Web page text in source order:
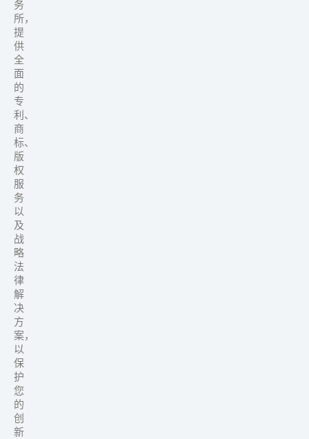
务
所，
提
供
全
面
的
专
利、
商
标、
版
权
服
务
以
及
战
略
法
律
解
决
方
案，
以
保
护
您
的
创
新